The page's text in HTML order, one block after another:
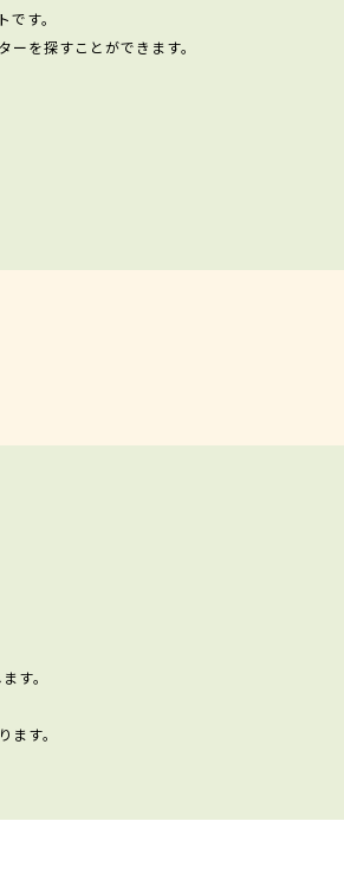
す。
を探すことができます。
す。
す。